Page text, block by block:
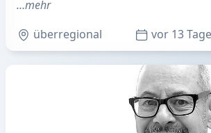
…mehr
überregional
vor 13